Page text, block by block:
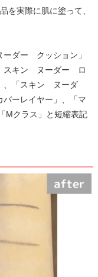
を実際に肌に塗って、
ダー クッション」
スキン ヌーダー ロ
、「スキン ヌーダ
ーレイヤー」、「マ
Mクラス」と短縮表記